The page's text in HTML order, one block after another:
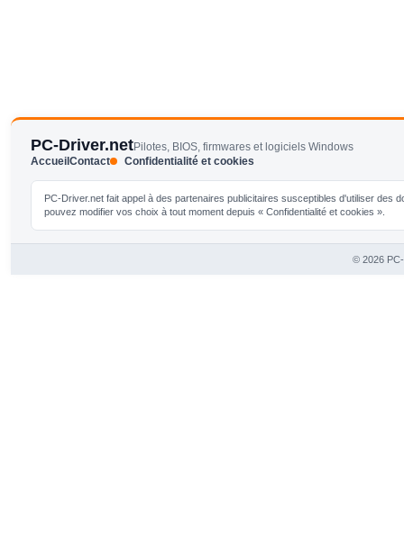
PC-Driver.netPilotes, BIOS, firmwares et logiciels Windows
AccueilContact Confidentialité et cookies
PC-Driver.net fait appel à des partenaires publicitaires susceptibles d'utiliser
pouvez modifier vos choix à tout moment depuis « Confidentialité et cookies ».
© 2026